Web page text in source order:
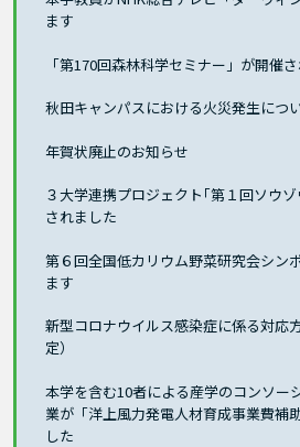
ます
「第170回森林科学セミナー」が開催
秋田キャンパスにおける火災発生につ
年賀状廃止のお知らせ
３大学連携プロジェクト｢第１回ソウ
されました
第６回全国低カリウム野菜研究会シン
ます
新型コロナウイルス感染症に係る対応
定）
本学を含む10者による産学のコンソー
業が「洋上風力発電人材育成事業費補
した